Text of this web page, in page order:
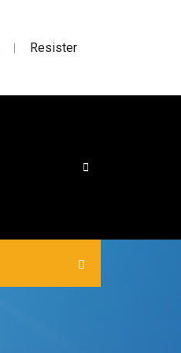
| Resister